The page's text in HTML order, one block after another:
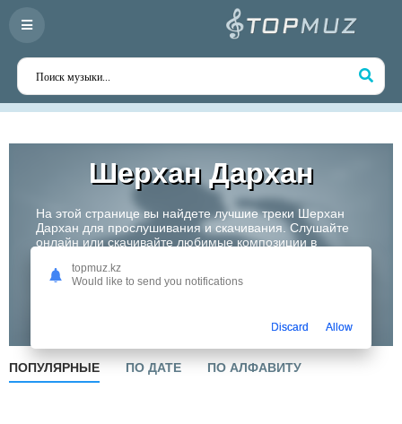
Шерхан Дархан
На этой странице вы найдете лучшие треки Шерхан
Дархан для прослушивания и скачивания. Слушайте
онлайн или скачивайте любимые композиции в
одного из самых перспективных артистов Казахстана!
ПОПУЛЯРНЫЕ ПО ДАТЕ ПО АЛФАВИТУ
topmuz.kz
Would like to send you notifications
Discard Allow